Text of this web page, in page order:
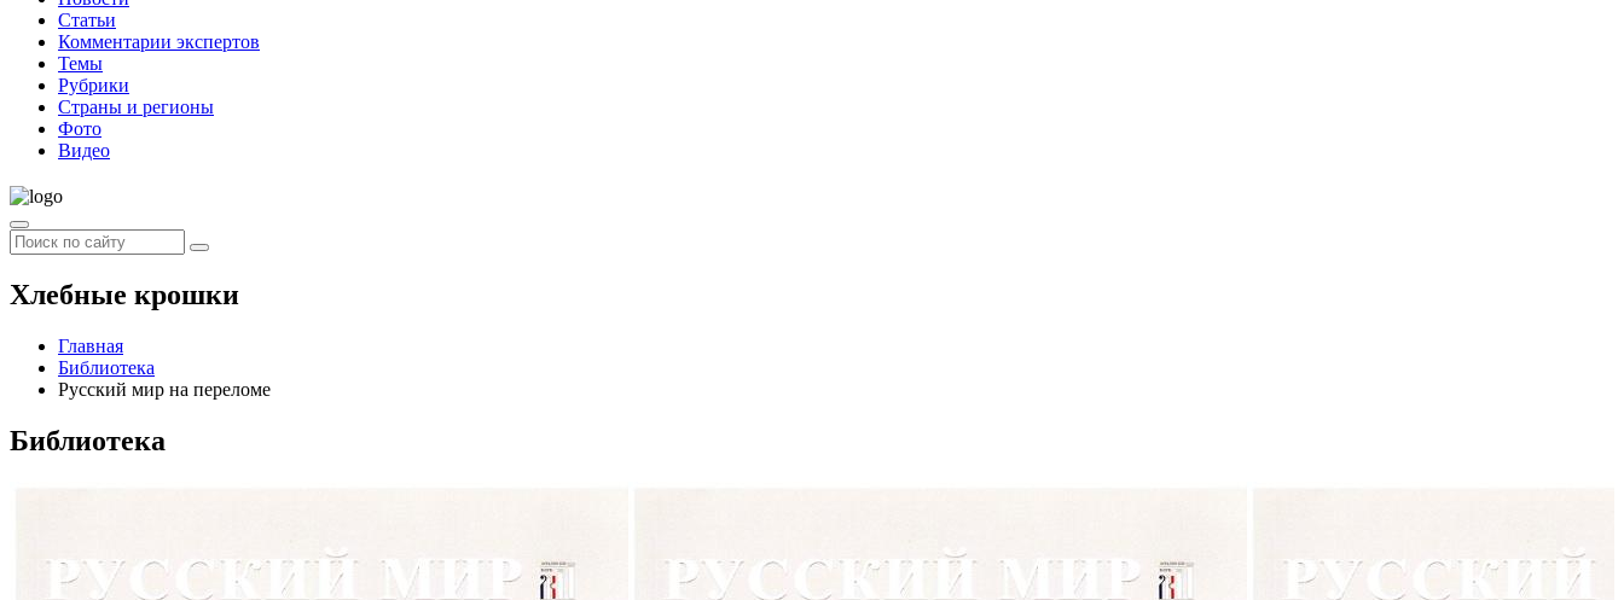
Статьи
Комментарии экспертов
Темы
Рубрики
Страны и регионы
Фото
Видео
Хлебные крошки
Главная
Библиотека
Русский мир на переломе
Библиотека